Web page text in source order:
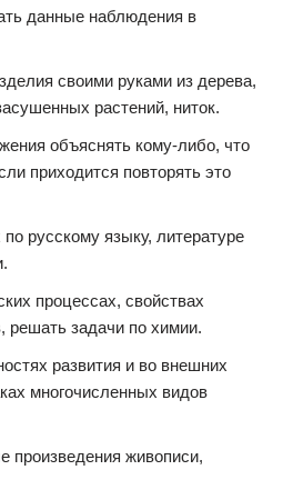
данные наблюдения в
своими руками из дерева,
растений, ниток.
объяснять кому-либо, что
приходится повторять это
русскому языку, литературе
процессах, свойствах
решать задачи по химии.
развития и во внешних
многочисленных видов
произведения живописи,